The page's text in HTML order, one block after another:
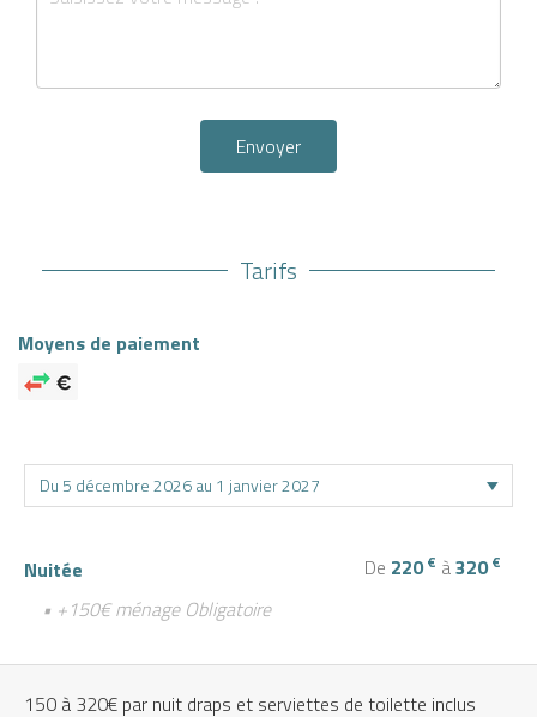
Envoyer
Tarifs
Moyens de paiement
Nuitée De 220 € à320 €
• +150€ ménage Obligatoire
150 à 320€ par nuit draps et serviettes de toilette inclus